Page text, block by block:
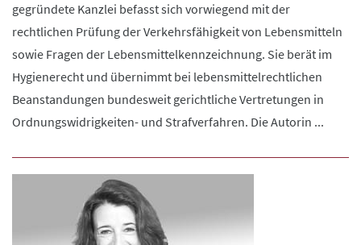
gegründete Kanzlei befasst sich vorwiegend mit der
rechtlichen Prüfung der Verkehrsfähigkeit von Lebensmitteln
sowie Fragen der Lebensmittelkennzeichnung. Sie berät im
Hygienerecht und übernimmt bei lebensmittelrechtlichen
Beanstandungen bundesweit gerichtliche Vertretungen in
Ordnungswidrigkeiten- und Strafverfahren. Die Autorin ...